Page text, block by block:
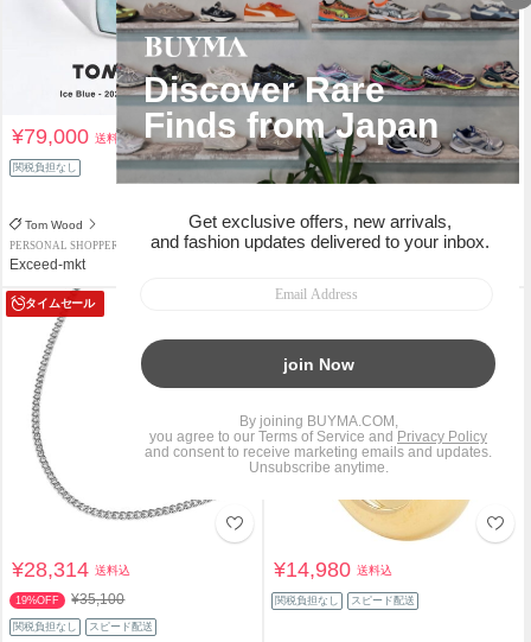
¥79,000送料込
関税負担なし
Tom Wood
PERSONAL SHOPPER
Exceed-mkt
¥45,000送料込
28%OFF ¥62,800
Tom Wood
PREMIUM PERSONAL SHOPPER
タイムセール
¥28,314送料込
19%OFF ¥35,100
関税負担なし スピード配送
¥14,980送料込
関税負担なし スピード配送